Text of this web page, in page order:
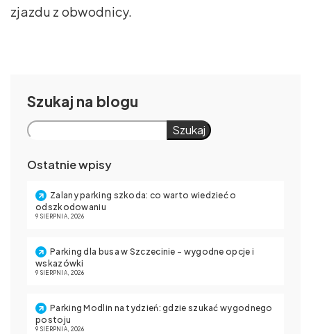
zjazdu z obwodnicy.
Szukaj
Szukaj
Ostatnie wpisy
Zalany parking szkoda: co warto wiedzieć o
odszkodowaniu
9 SIERPNIA, 2026
Parking dla busa w Szczecinie – wygodne opcje i
wskazówki
9 SIERPNIA, 2026
Parking Modlin na tydzień: gdzie szukać wygodnego
postoju
9 SIERPNIA, 2026